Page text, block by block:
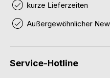
kurze Lieferzeiten
Außergewöhnlicher
Service-Hotline